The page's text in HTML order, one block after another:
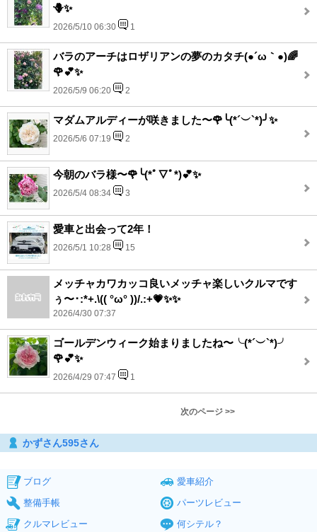
🪻✨
2026/5/10 06:30 1
バラのアーチはロザリアンの夢のカタチ(●´ω｀●)🌈
🌹💕✨
2026/5/9 06:20 2
マダムアルディーが咲きました〜🌹╰(*´︶`*)╯✨
2026/5/6 07:19 2
今朝のバラ様〜🌹╰(*ﾟ▽ﾟ*)💕✨
2026/5/4 08:34 3
愛車と出会って2年！
2026/5/1 10:28 15
メッチャカワカッコ良いメッチャ楽しいクルマです
ぅ〜･:*+.\(( °ω° ))/.:+💗✨✨
2026/4/30 07:37
ゴールデンウィーク始まりましたね〜╰(*´︶`*)╯
🌹💕✨
2026/4/29 07:47 1
次のページ >>
かずさん595さん
ブログ
愛車紹介
整備手帳
パーツレビュー
クルマレビュー
何シテル？